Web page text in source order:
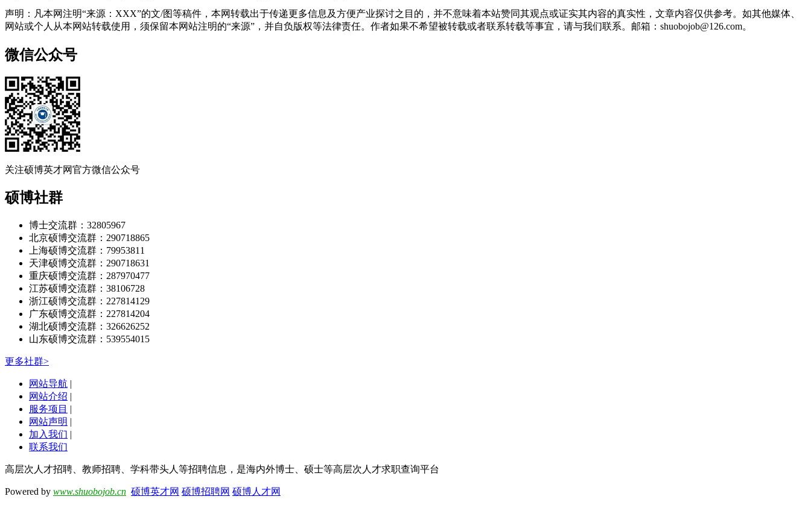
声明：凡本网注明“来源：XXX”的文/图等稿件，本网转载出于传递更多信息及方便产业探讨之目的，并不意味着本站赞同其观点或证实其内容的真实性，文章内容仅供参考。如其他媒体、
网站或个人从本网站转载使用，须保留本网站注明的“来源”，并自负版权等法律责任。作者如果不希望被转载或者联系转载等事宜，请与我们联系。邮箱：shuobojob@126.com。
微信公众号
关注硕博英才网官方微信公众号
硕博社群
博士交流群：32805967
北京硕博交流群：290718865
上海硕博交流群：79953811
天津硕博交流群：290718631
重庆硕博交流群：287970477
江苏硕博交流群：38106728
浙江硕博交流群：227814129
广东硕博交流群：227814204
湖北硕博交流群：326626252
山东硕博交流群：539554015
更多社群>
网站导航 |
网站介绍 |
服务项目 |
网站声明 |
加入我们 |
联系我们
高层次人才招聘、教师招聘、学科带头人等招聘信息，是海内外博士、硕士等高层次人才求职查询平台
Powered by www.shuobojob.cn 硕博英才网 硕博招聘网 硕博人才网